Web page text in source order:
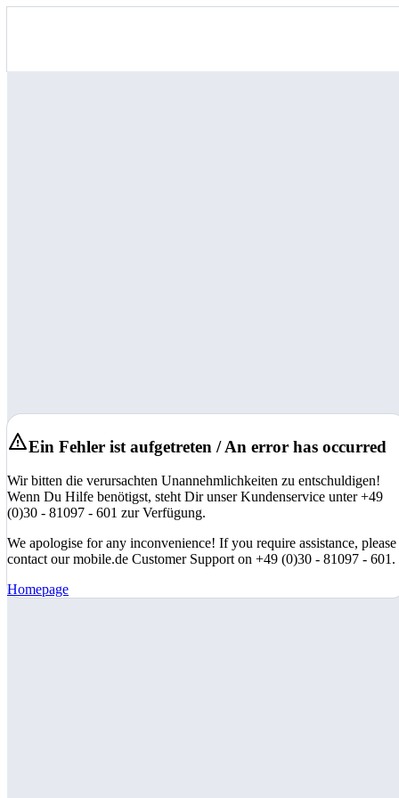
Ein Fehler ist aufgetreten / An error has occurred
Wir bitten die verursachten Unannehmlichkeiten zu entschuldigen!
Wenn Du Hilfe benötigst, steht Dir unser Kundenservice unter +49
(0)30 - 81097 - 601 zur Verfügung.
We apologise for any inconvenience! If you require assistance, please
contact our mobile.de Customer Support on +49 (0)30 - 81097 - 601.
Homepage